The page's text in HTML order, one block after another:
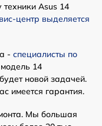
Asus 14
центр выделяется
- специалисты по
14
новой задачей.
имеется гарантия.
Мы большая